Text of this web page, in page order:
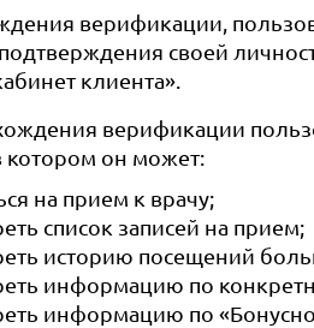
верификации,
своей
клиента».
верификации
котором он может:
на прием к врачу;
список записей на прием;
историю посещений
информацию по
информацию по